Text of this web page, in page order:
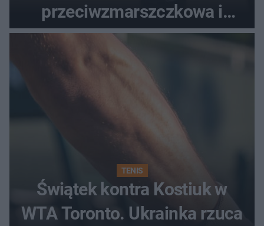
przeciwzmarszczkowa i
regenerująca
TENIS
Świątek kontra Kostiuk w
WTA Toronto. Ukrainka rzuca